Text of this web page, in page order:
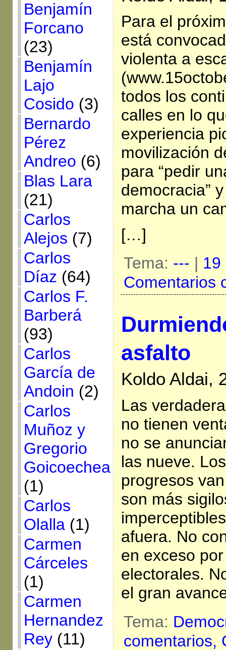
Benjamín
Forcano
(23)
Benjamín
Lajo
Cosido (3)
Bernardo
Pérez
Andreo (6)
Blas Lara
(21)
Carlos
Alejos (7)
Carlos
Díaz (64)
Carlos F.
Barberá
(93)
Carlos
García de
Andoin (2)
Carlos
Muñoz y
Gregorio
Goicoechea
(1)
Carlos
Olalla(1)
Carmen
Cárceles
(1)
Carmen
Hernandez
Rey(11)
Para el
está
violenta a
todos los
calles en lo
experiencia
movilización
para “pedir
democracia”
marcha un
[…]
Tema: --- | 19
Comentarios
asfalto
Koldo Aldai,
Las
no tienen
no se
las nueve.
progresos
son más
afuera. No
en exceso
electorales.
el gran
Tema:
comentarios,